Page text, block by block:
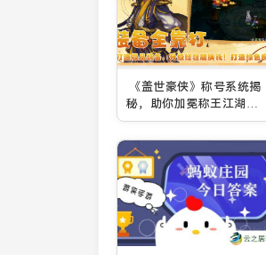
《盖世豪侠》称号系统揭
秘，助你加冕称王江湖再
会！